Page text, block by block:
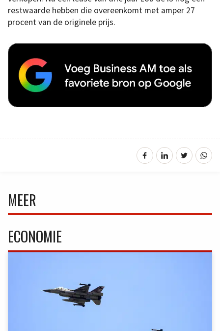
restwaarde hebben die overeenkomt met amper 27
procent van de originele prijs.
MEER
ECONOMIE